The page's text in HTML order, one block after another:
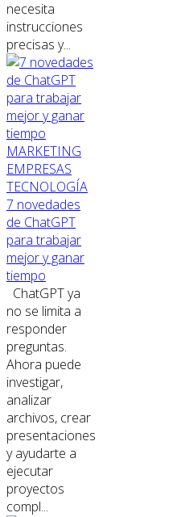
necesita
instrucciones
precisas y...
MARKETING
EMPRESAS
TECNOLOGÍA
7 novedades
de ChatGPT
para trabajar
mejor y ganar
tiempo
ChatGPT ya
no se limita a
responder
preguntas.
Ahora puede
investigar,
analizar
archivos, crear
presentaciones
y ayudarte a
ejecutar
proyectos
compl...